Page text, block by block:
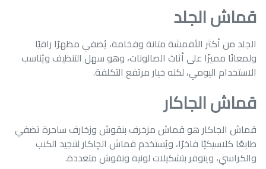
قماش الجلد
الجلد من أكثر الأقمشة متانة وفخامة، يُضفي مظهرًا راقيًا
ولمعانًا مميزًا على أثاث الصالونات، وهو سهل التنظيف ويُناسب
الاستخدام اليومي، لكنه خيار مرتفع التكلفة.
قماش الجاكار
قماش الجاكار هو قماش مزخرف بنقوش وزخارف ساحرة تضفي
طابعًا كلاسيكيًا فاخرًا، ويُستخدم قماش الچاكار لتنجيد الكنب
والكراسي، ويتوفر بتشكيلات لونية ونقوش متعددة.